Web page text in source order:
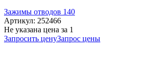
Зажимы отводов 140
Артикул: 252466
Не указана цена за 1
Запросить ценуЗапрос цены